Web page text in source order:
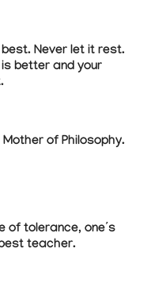
Never let it rest.
is better and your
of Philosophy.
of tolerance, one’s
teacher.